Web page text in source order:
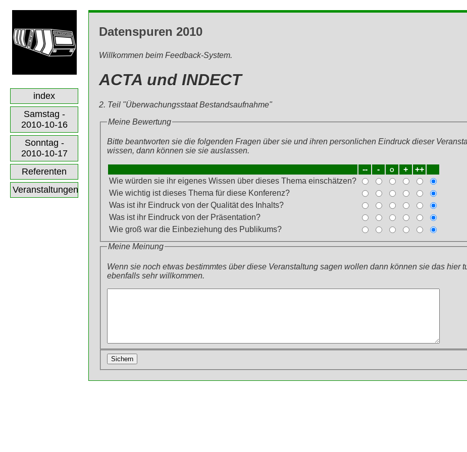
index
Samstag -
2010-10-16
Sonntag -
2010-10-17
Referenten
Veranstaltungen
Datenspuren 2010
Willkommen beim Feedback-System.
ACTA und INDECT
2. Teil "Überwachungsstaat Bestandsaufnahme"
Meine Bewertung
Bitte beantworten sie die folgenden Fragen über sie und ihren personlichen Eindruck dieser
wissen, dann können sie sie auslassen.
-- - o +
++
Wie würden sie ihr eigenes Wissen über dieses Thema einschätzen?
Wie wichtig ist dieses Thema für diese Konferenz?
Was ist ihr Eindruck von der Qualität des Inhalts?
Was ist ihr Eindruck von der Präsentation?
Wie groß war die Einbeziehung des Publikums?
Meine Meinung
Wenn sie noch etwas bestimmtes über diese Veranstaltung sagen wollen dann können sie das hier
ebenfalls sehr willkommen.